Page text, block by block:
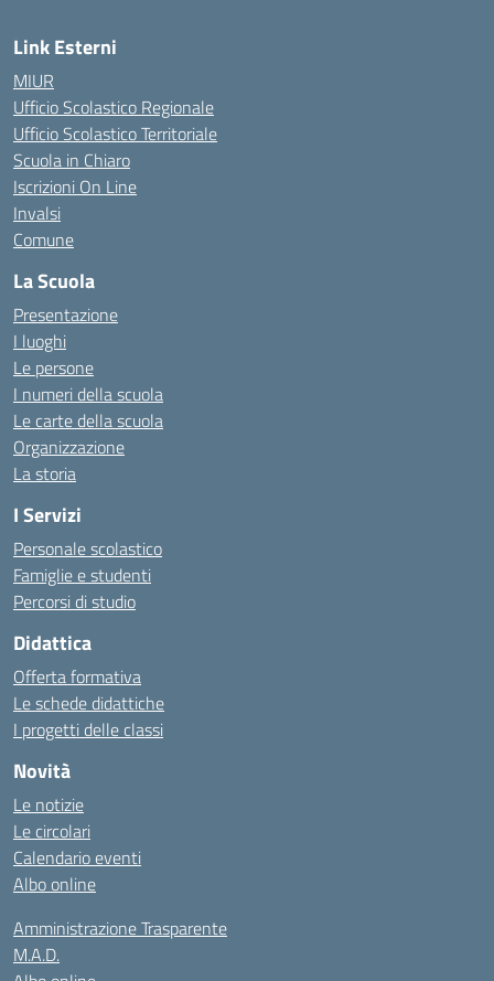
Link Esterni
MIUR
Ufficio Scolastico Regionale
Ufficio Scolastico Territoriale
Scuola in Chiaro
Iscrizioni On Line
Invalsi
Comune
La Scuola
Presentazione
I luoghi
Le persone
I numeri della scuola
Le carte della scuola
Organizzazione
La storia
I Servizi
Personale scolastico
Famiglie e studenti
Percorsi di studio
Didattica
Offerta formativa
Le schede didattiche
I progetti delle classi
Novità
Le notizie
Le circolari
Calendario eventi
Albo online
Amministrazione Trasparente
M.A.D.